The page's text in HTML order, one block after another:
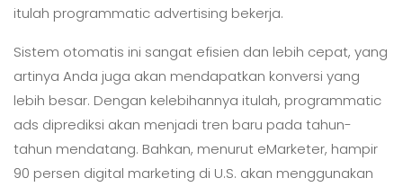
itulah programmatic advertising bekerja.
Sistem otomatis ini sangat efisien dan lebih cepat, yang
artinya Anda juga akan mendapatkan konversi yang
lebih besar. Dengan kelebihannya itulah, programmatic
ads diprediksi akan menjadi tren baru pada tahun-
tahun mendatang. Bahkan, menurut eMarketer, hampir
90 persen digital marketing di U.S. akan menggunakan